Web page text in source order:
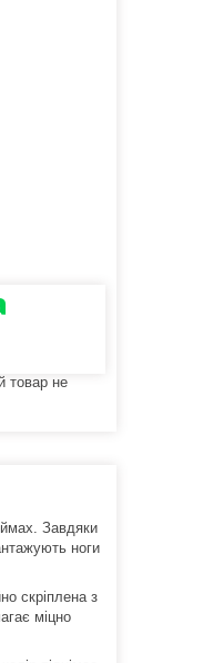
товар не
Завдяки
ноги
скріплена з
міцно